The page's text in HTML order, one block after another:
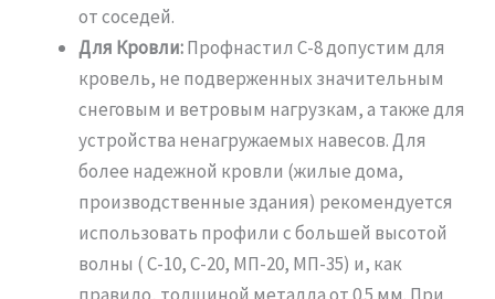
от соседей.
Для Кровли:Профнастил С-8 допустим для
кровель, не подверженных значительным
снеговым и ветровым нагрузкам, а также для
устройства ненагружаемых навесов. Для
более надежной кровли (жилые дома,
производственные здания) рекомендуется
использовать профили с большей высотой
волны ( С-10, С-20, МП-20, МП-35) и, как